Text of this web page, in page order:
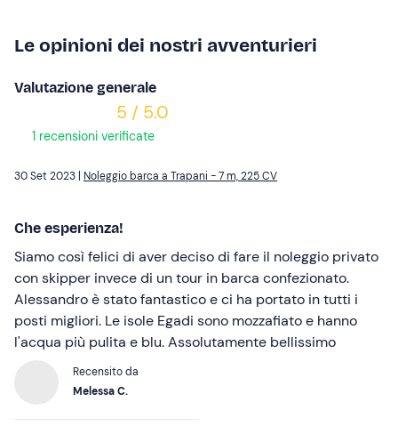
Le opinioni dei nostri avventurieri
Valutazione generale
5 / 5.0
1 recensioni verificate
30 Set 2023 | Noleggio barca a Trapani - 7 m, 225 CV
Che esperienza!
Siamo così felici di aver deciso di fare il noleggio privato
con skipper invece di un tour in barca confezionato.
Alessandro è stato fantastico e ci ha portato in tutti i
posti migliori. Le isole Egadi sono mozzafiato e hanno
l'acqua più pulita e blu. Assolutamente bellissimo
Recensito da
Melessa C.